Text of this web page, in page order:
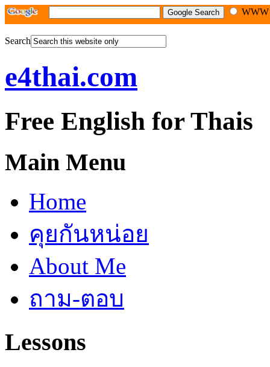
Search
e4thai.com
Free English for Thais
Main Menu
Home
คุยกันหน่อย
About Me
ถาม-ตอบ
Lessons